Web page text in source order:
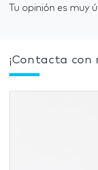
Tu opinión es muy
¡Contacta con